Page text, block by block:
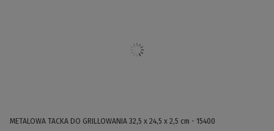
METALOWA TACKA DO GRILLOWANIA 32,5 x 24,5 x 2,5 cm - 15400